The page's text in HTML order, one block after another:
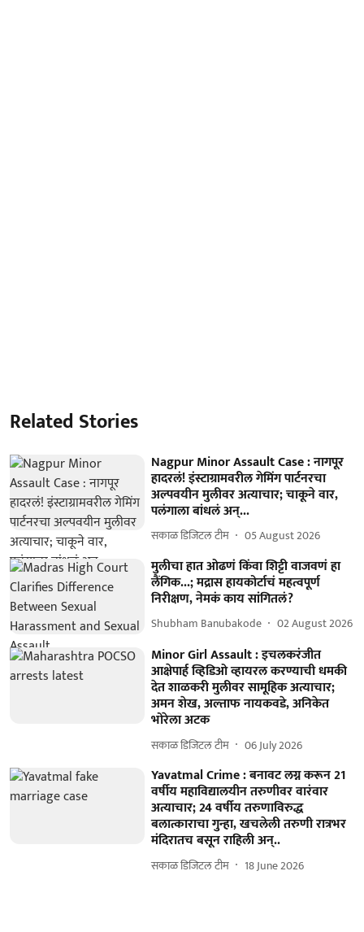
Related Stories
Nagpur Minor Assault Case : नागपूर
हादरलं! इंस्टाग्रामवरील गेमिंग पार्टनरचा
अल्पवयीन मुलीवर अत्याचार; चाकूने वार,
पलंगाला बांधलं अन्...
सकाळ डिजिटल टीम 05 August 2026
मुलीचा हात ओढणं किंवा शिट्टी वाजवणं हा
लैंगिक...; मद्रास हायकोर्टाचं महत्वपूर्ण
निरीक्षण, नेमकं काय सांगितलं?
Shubham Banubakode 02 August 2026
Minor Girl Assault : इचलकरंजीत
आक्षेपार्ह व्हिडिओ व्हायरल करण्याची धमकी
देत शाळकरी मुलीवर सामूहिक अत्याचार;
अमन शेख, अल्ताफ नायकवडे, अनिकेत
भोरेला अटक
सकाळ डिजिटल टीम 06 July 2026
Yavatmal Crime : बनावट लग्न करून 21
वर्षीय महाविद्यालयीन तरुणीवर वारंवार
अत्याचार; 24 वर्षीय तरुणाविरुद्ध
बलात्काराचा गुन्हा, खचलेली तरुणी रात्रभर
मंदिरातच बसून राहिली अन्..
सकाळ डिजिटल टीम 18 June 2026